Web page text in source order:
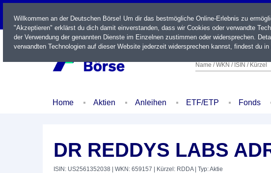
LIVE
Name / WKN / ISIN / Kürzel
Home Aktien Anleihen ETF/ETP Fonds
DR REDDYS LABS
ISIN: US2561352038 | WKN: 659157 | Kürzel: RDDA| Typ: Aktie
Willkommen an der Deutschen Börse! Um dir das bestmögliche Online-Erlebnis zu
"Akzeptieren" erklärst du dich damit einverstanden, dass wir Cookies oder verwandte
der Verwendung der genannten Dienste im Einzelnen zustimmen oder widersprechen.
verwandten Technologien auf dieser Website jederzeit widersprechen kannst, findest du in